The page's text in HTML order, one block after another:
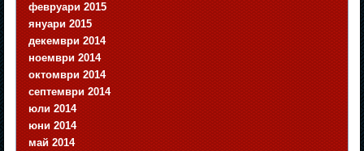
февруари 2015
януари 2015
декември 2014
ноември 2014
октомври 2014
септември 2014
юли 2014
юни 2014
май 2014